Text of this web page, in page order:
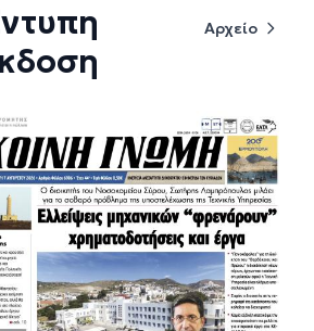
Αρχείο